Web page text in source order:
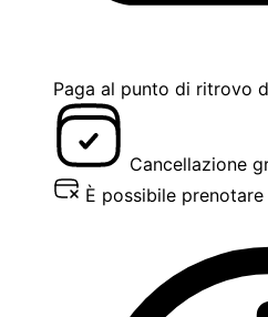
Paga al punto di ritrovo
Cancellazione
È possibile